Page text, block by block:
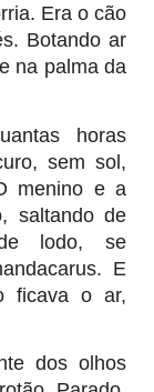
Era o cão
Botando ar
na palma da
horas
sem sol,
menino e a
saltando de
de lodo, se
E
ficava o ar,
dos olhos